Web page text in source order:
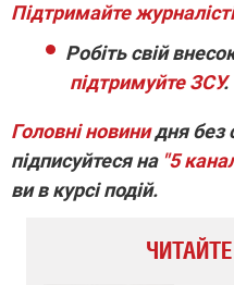
Підтримайте
Робіть свій
підтримуйте ЗСУ.
Головні новинидня без
підписуйтеся на "5
ви в курсі подій.